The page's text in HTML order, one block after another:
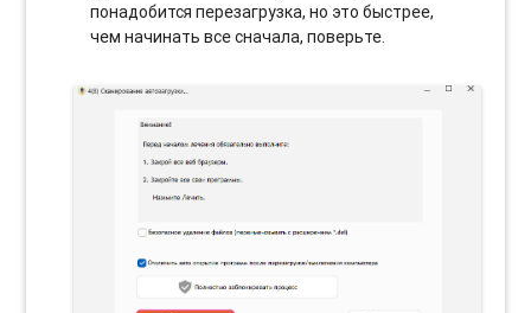
понадобится перезагрузка, но это быстрее,
чем начинать все сначала, поверьте.